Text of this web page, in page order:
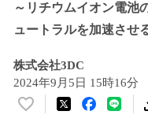
～リチウムイオン電池
ュートラルを加速させ
株式会社3DC
2024年9月5日 15時16分
い